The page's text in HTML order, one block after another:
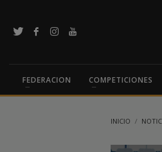
FEDERACION COMPETICIONES
INICIO